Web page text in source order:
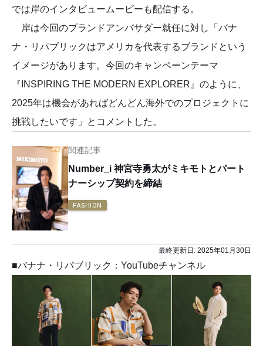
では岸のインタビュームービーも配信する。
岸は今回のブランドアンバサダー就任に対し「バナ
ナ・リパブリックはアメリカを代表するブランドという
イメージがあります。今回のキャンペーンテーマ
『INSPIRING THE MODERN EXPLORER』のように、
2025年は機会があればどんどん海外でのプロジェクトに
挑戦したいです」とコメントした。
関連記事
Number_i 神宮寺勇太がミキモトとパート
ナーシップ契約を締結
FASHION
最終更新日: 2025年01月30日
■バナナ・リパブリック：YouTubeチャンネル